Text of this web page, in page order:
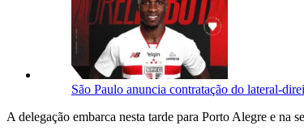
São Paulo anuncia contratação do lateral-
A delegação embarca nesta tarde para Porto Alegre e na